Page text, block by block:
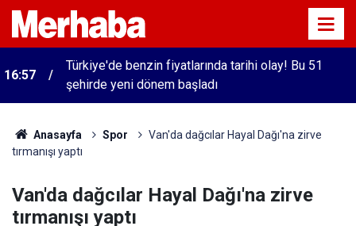
16:57
Türkiye'de benzin fiyatlarında tarihi olay! Bu 51
şehirde yeni dönem başladı
Anasayfa Spor
Van'da dağcılar Hayal Dağı'na zirve
tırmanışı yaptı
Van'da dağcılar Hayal Dağı'na zirve
tırmanışı yaptı